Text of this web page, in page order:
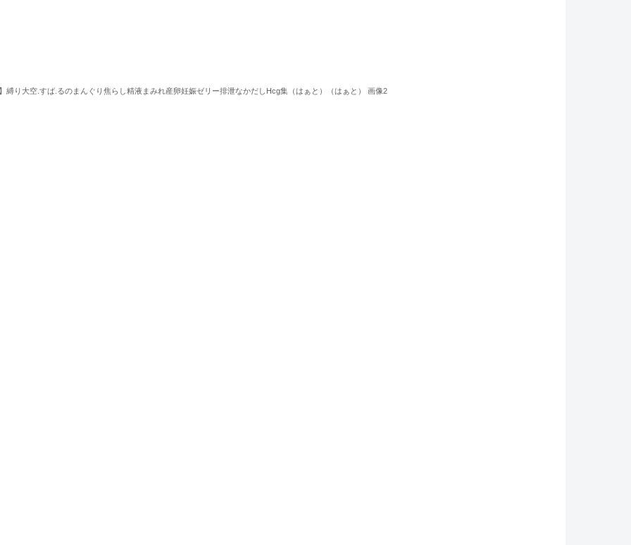
縛り大空.すば.るのまんぐり焦らし精液まみれ産卵妊娠ゼリー排泄なかだしHcg集（はぁと）（はぁと） 画像2